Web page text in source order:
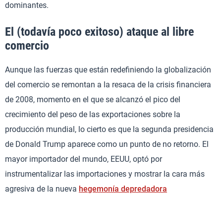
dominantes.
El (todavía poco exitoso) ataque al libre
comercio
Aunque las fuerzas que están redefiniendo la globalización
del comercio se remontan a la resaca de la crisis financiera
de 2008, momento en el que se alcanzó el pico del
crecimiento del peso de las exportaciones sobre la
producción mundial, lo cierto es que la segunda presidencia
de Donald Trump aparece como un punto de no retorno. El
mayor importador del mundo, EEUU, optó por
instrumentalizar las importaciones y mostrar la cara más
agresiva de la nueva hegemonía depredadora